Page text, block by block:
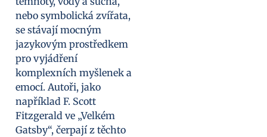
nebo symbolická zvířata,
se stávají mocným
jazykovým prostředkem
pro vyjádření
komplexních myšlenek a
emocí. Autoři, jako
například F. Scott
Fitzgerald ve „Velkém
Gatsby“, čerpají z těchto